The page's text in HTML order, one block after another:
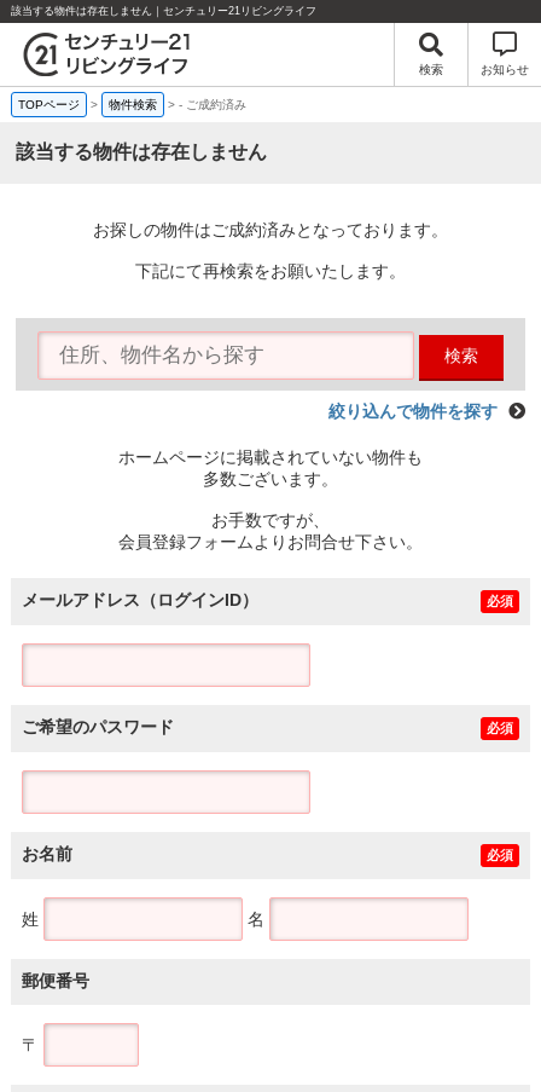
該当する物件は存在しません｜センチュリー21リビングライフ
検索 お知らせ
TOPページ > 物件検索 >- ご成約済み
該当する物件は存在しません
お探しの物件はご成約済みとなっております。
下記にて再検索をお願いたします。
検索
絞り込んで物件を探す
ホームページに掲載されていない物件も
多数ございます。
お手数ですが、
会員登録フォームよりお問合せ下さい。
メールアドレス（ログインID） 必須
ご希望のパスワード 必須
お名前 必須
姓 名
郵便番号
〒